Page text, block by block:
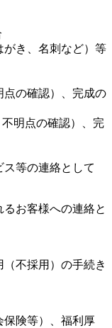
がき、名刺など）等
点の確認）、完成の
明点の確認）、完
等の連絡として
お客様への連絡と
不採用）の手続き
保険等）、福利厚